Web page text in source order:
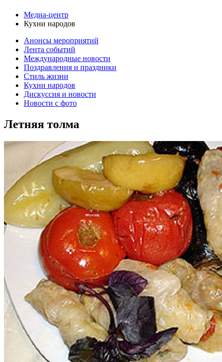
Медиа-центр
Кухни народов
Анонсы мероприятий
Лента событий
Международные новости
Поздравления и праздники
Cтиль жизни
Кухни народов
Дискуссия и новости
Новости с фото
Летняя толма